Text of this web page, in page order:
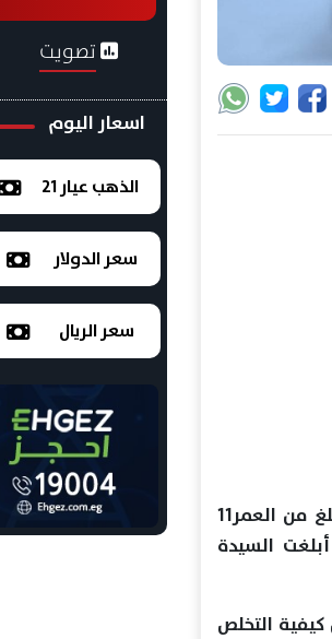
استشاطت "ولاء"، (33 سنة)، غضبا بعدما شاهدتها ابنتها "جنة" التي تبلغ من العمر11
السيدة
التخلص
تصويت
اسعار اليوم
الذهب عيار 21
سعر الدولار
سعر الريال